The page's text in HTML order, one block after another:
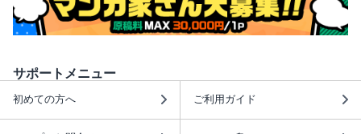
サポートメニュー
初めての方へ ご利用ガイド